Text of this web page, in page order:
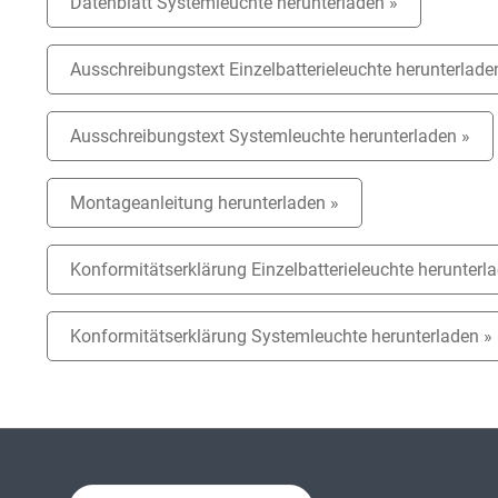
Ausschreibungstext Systemleuchte herunterladen »
Montageanleitung herunterladen »
Konformitätserklärung Systemleuchte herunterladen »
Ausschreibungstext Einzelbatterieleuchte
Konformitätserklärung Einzelbatterieleuchte